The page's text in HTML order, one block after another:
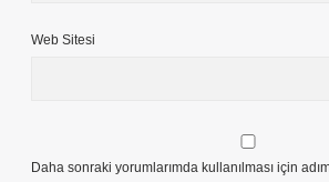
Web Sitesi
Daha sonraki yorumlarımda kullanılması için